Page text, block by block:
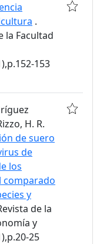
.
la Facultad
153
H. R.
de suero
de
los
comparado
y
de la
y
25